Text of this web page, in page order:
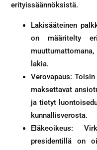
erityissäännöksistä.
Lakisääteinen
on määritelty
lakia.
Verovapaus:
maksettavat
ja tietyt
kunnallisverosta.
Eläkeoikeus:
presidentillä on